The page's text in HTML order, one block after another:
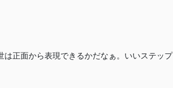
正面から表現できるかだなぁ。いいステップ